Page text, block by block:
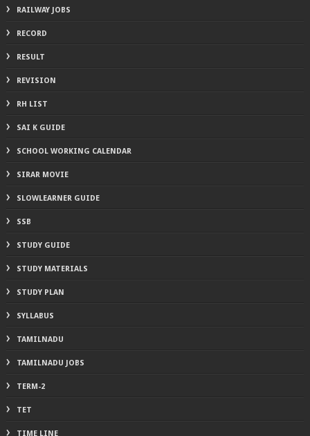
RAILWAY JOBS
RECORD
RESULT
REVISION
RH LIST
SAI K GUIDE
SCHOOL WORKING CALENDAR
SIRAR MOVIE
SLOWLEARNER GUIDE
SSB
STUDY GUIDE
STUDY MATERIALS
STUDY PLAN
SYLLABUS
TAMILNADU
TAMILNADU JOBS
TERM-2
TET
TIME LINE